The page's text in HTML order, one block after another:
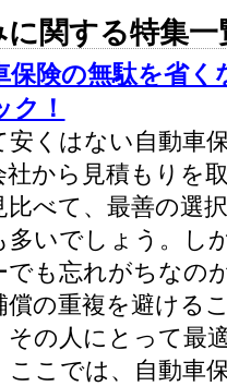
関する特集一
保険の無駄を省
ク！
安くはない自動車
社から見積もりを
比べて、最善の選
多いでしょう。し
でも忘れがちなの
償の重複を避ける
その人にとって最
ここでは、自動車